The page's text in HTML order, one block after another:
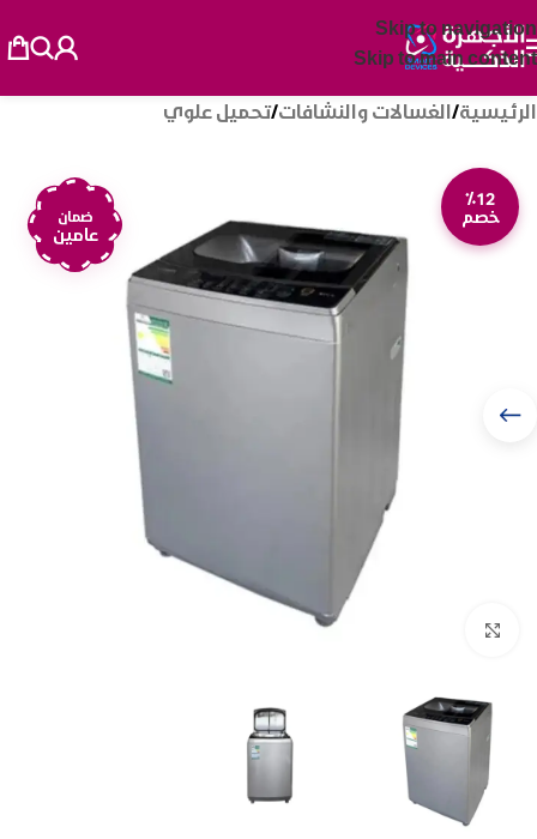
Skip to navigation
Skip to main content
الرئيسية/الغسالات والنشافات/تحميل علوي
٪12
خصم
ضمان
عامين